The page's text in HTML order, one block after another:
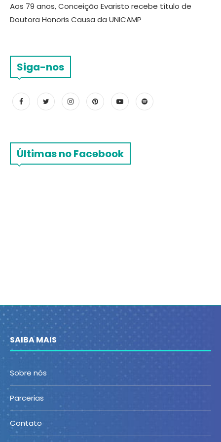
Aos 79 anos, Conceição Evaristo recebe título de
Doutora Honoris Causa da UNICAMP
Siga-nos
Últimas no Facebook
SAIBA MAIS
Sobre nós
Parcerias
Contato